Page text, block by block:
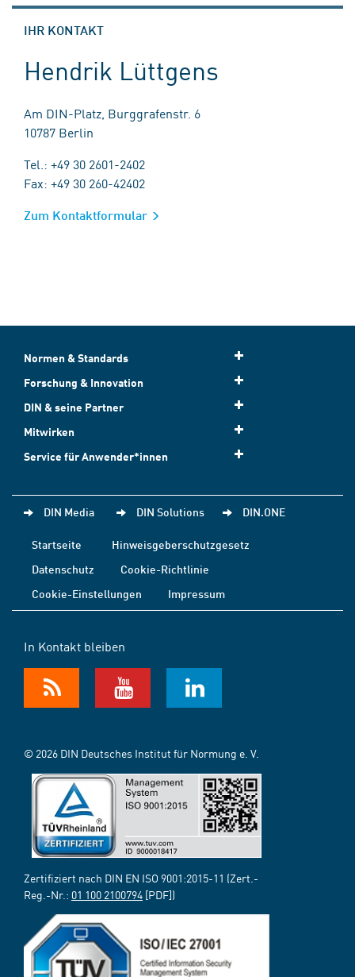
IHR KONTAKT
Hendrik Lüttgens
Am DIN-Platz, Burggrafenstr. 6
10787 Berlin
Tel.: +49 30 2601-2402
Fax: +49 30 260-42402
Zum Kontaktformular
Normen & Standards
Forschung & Innovation
DIN & seine Partner
Mitwirken
Service für Anwender*innen
DIN Media DIN Solutions DIN.ONE
Startseite
Hinweisgeberschutzgesetz
Datenschutz
Cookie-Richtlinie
Cookie-Einstellungen
Impressum
In Kontakt bleiben
© 2026 DIN Deutsches Institut für Normung e. V.
Zertifiziert nach DIN EN ISO 9001:2015-11 (Zert.-
Reg.-Nr.: 01 100 2100794 [PDF])